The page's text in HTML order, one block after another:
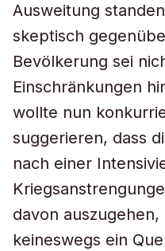
Ausweitung
skeptisch
Bevölkerung sei
Einschränkungen
wollte nun
suggerieren, dass
nach einer
davon
keineswegs ein